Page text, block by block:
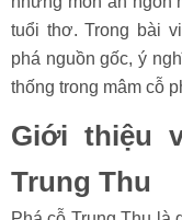
tuổi thơ. Trong bài
phá nguồn gốc, ý
thống trong mâm cỗ
Giới thiệu
Trung Thu